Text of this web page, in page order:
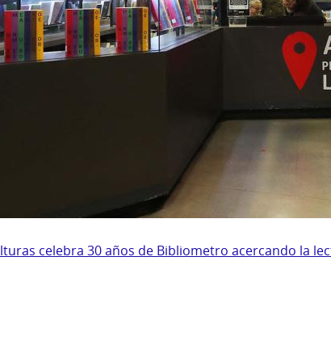
celebra 30 años de Bibliometro acercando la